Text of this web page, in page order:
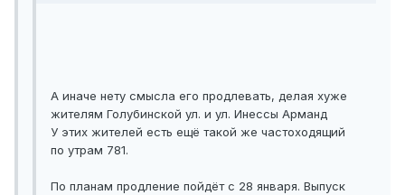
А иначе нету смысла его продлевать, делая хуже
жителям Голубинской ул. и ул. Инессы Арманд
У этих жителей есть ещё такой же частоходящий
по утрам 781.
По планам продление пойдёт с 28 января. Выпуск